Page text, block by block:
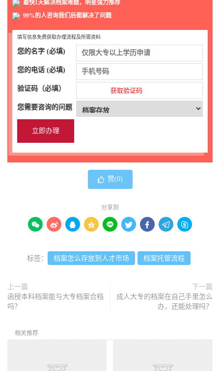
最快1天解决档案难题，明星强力推荐
99%的人咨询我们后都解决了问题
填写信息免费获取办理流程及所需资料
您的名字 (必填)
您的电话 (必填)
验证码（必填） 获取验证码
您需要咨询的问题
赞(0)
分享到
        
标签： 档案怎么存放到人才市场 档案托管流程
上一篇
函授本科档案能与大专档案合档
吗？
下一篇
成人大专的档案在自己手里怎么
办，还能处理吗？
相关推荐